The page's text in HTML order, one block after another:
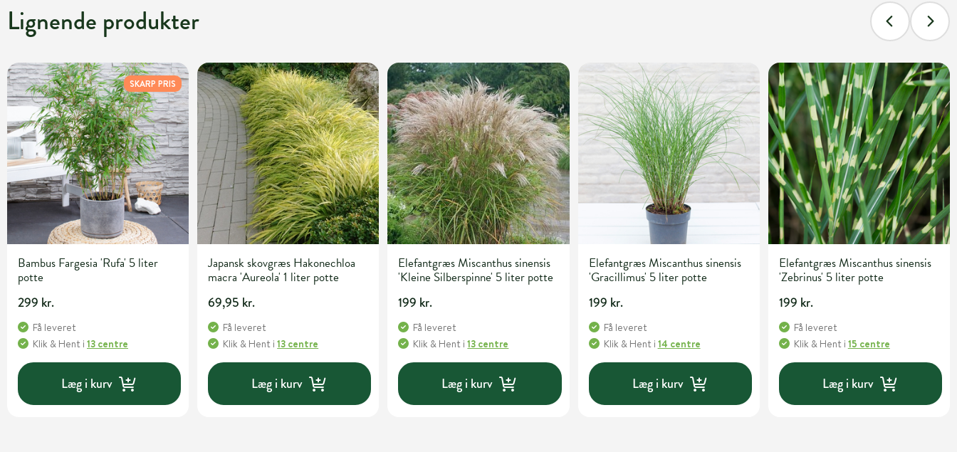
Lignende produkter
SKARP PRIS
Bambus Fargesia 'Rufa' 5 liter
potte
299 kr.
Få leveret
Klik & Hent i 13 centre
Læg i kurv
Japansk skovgræs Hakonechloa
macra 'Aureola' 1 liter potte
69,95 kr.
Få leveret
Klik & Hent i13 centre
Læg i kurv
Elefantgræs Miscanthus sinensis
'Kleine Silberspinne' 5 liter potte
199 kr.
Få leveret
Klik & Hent i13 centre
Læg i kurv
Elefantgræs Miscanthus sinensis
'Gracillimus' 5 liter potte
199 kr.
Få leveret
Klik & Hent i 14 centre
Læg i kurv
Elefantgræs Miscanthus sinensis
'Zebrinus' 5 liter potte
199 kr.
Få leveret
Klik & Hent i 15 centre
Læg i kurv